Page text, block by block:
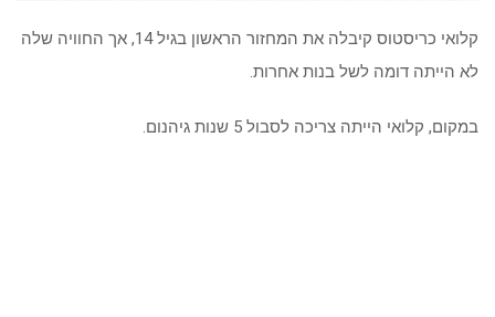
קלואי כריסטוס קיבלה את המחזור הראשון בגיל 14, אך החוויה שלה
לא הייתה דומה לשל בנות אחרות.
במקום, קלואי הייתה צריכה לסבול 5 שנות גיהנום.